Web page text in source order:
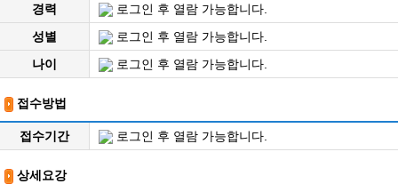
경력
로그인 후 열람 가능합니다.
성별
로그인 후 열람 가능합니다.
나이
로그인 후 열람 가능합니다.
접수방법
접수기간 로그인 후 열람 가능합니다.
상세요강